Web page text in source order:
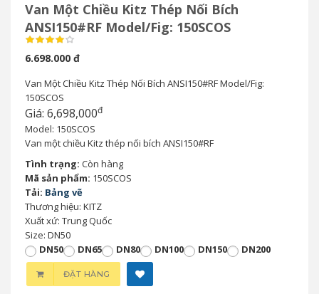
Van Một Chiều Kitz Thép Nối Bích
ANSI150#RF Model/Fig: 150SCOS
6.698.000 đ
Van Một Chiều Kitz Thép Nối Bích ANSI150#RF Model/Fig:
150SCOS
Giá: 6,698,000đ
Model: 150SCOS
Van một chiều Kitz thép nối bích ANSI150#RF
Tình trạng: Còn hàng
Mã sản phẩm: 150SCOS
Tải: Bảng vẽ
Thương hiệu: KITZ
Xuất xứ: Trung Quốc
Size: DN50
DN50
DN65 DN80 DN100 DN150 DN200
ĐẶT HÀNG